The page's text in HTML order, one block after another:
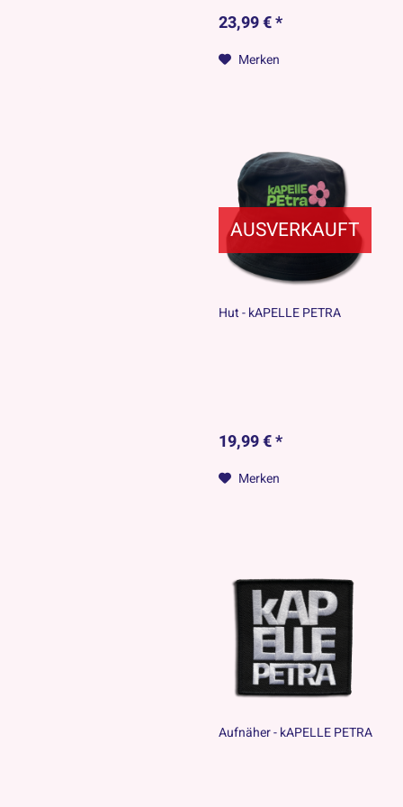
23,99 € *
Merken
AUSVERKAUFT
Hut - kAPELLE PETRA
19,99 € *
Merken
Aufnäher - kAPELLE PETRA